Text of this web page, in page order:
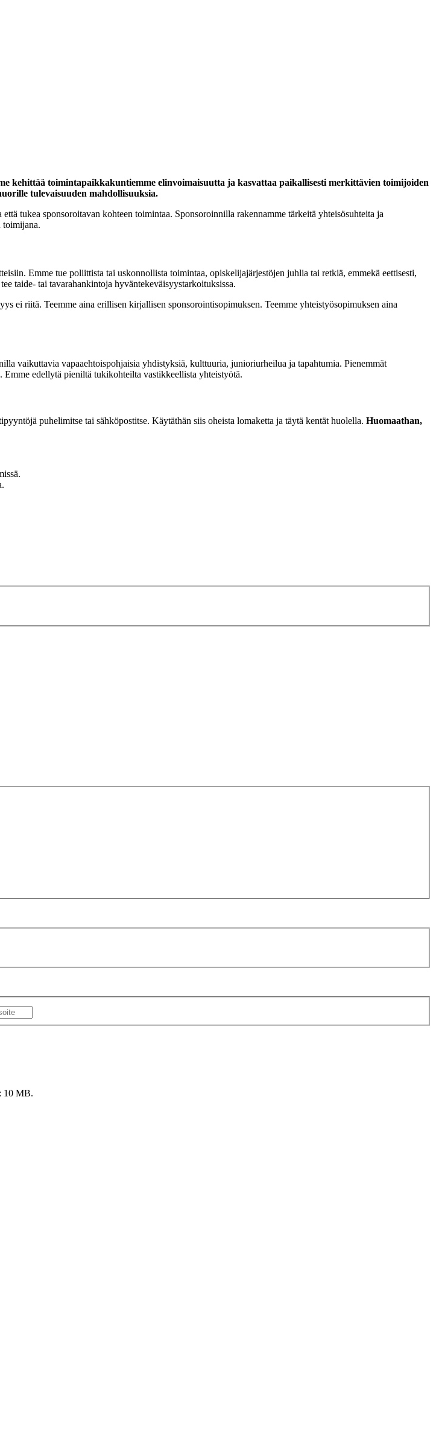
kehittää toimintapaikkakuntiemme elinvoimaisuutta ja kasvattaa paikallisesti merkittävien toimijoiden
tulevaisuuden mahdollisuuksia.
tukea sponsoroitavan kohteen toimintaa. Sponsoroinnilla rakennamme tärkeitä yhteisösuhteita ja
toimijana.
Emme tue poliittista tai uskonnollista toimintaa, opiskelijajärjestöjen juhlia tai retkiä, emmekä eettisesti,
taide- tai tavarahankintoja hyväntekeväisyystarkoituksissa.
ei riitä. Teemme aina erillisen kirjallisen sponsorointisopimuksen. Teemme yhteistyösopimuksen aina
vaikuttavia vapaaehtoispohjaisia yhdistyksiä, kulttuuria, junioriurheilua ja tapahtumia. Pienemmät
edellytä pieniltä tukikohteilta vastikkeellista yhteistyötä.
puhelimitse tai sähköpostitse. Käytäthän siis oheista lomaketta ja täytä kentät huolella. Huomaathan,
10 MB.